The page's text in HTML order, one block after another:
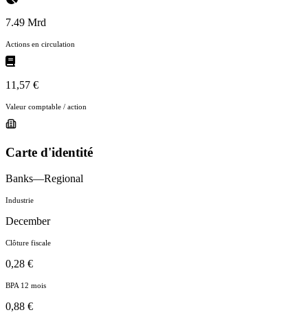
7.49 Mrd
Actions en circulation
11,57 €
Valeur comptable / action
Carte d'identité
Banks—Regional
Industrie
December
Clôture fiscale
0,28 €
BPA 12 mois
0,88 €